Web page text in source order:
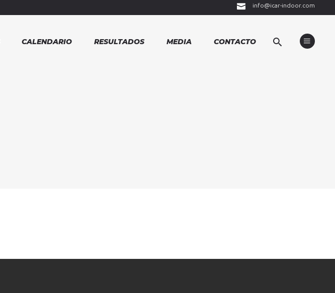
info@icar-indoor.com
CALENDARIO RESULTADOS MEDIA CONTACTO